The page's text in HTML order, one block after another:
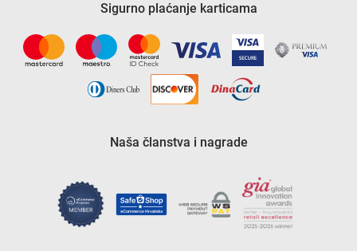
Sigurno plaćanje karticama
Naša članstva i nagrade